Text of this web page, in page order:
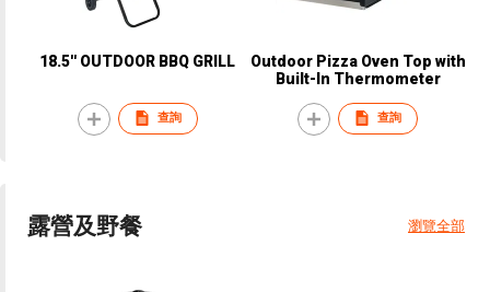
18.5'' OUTDOOR BBQ GRILL
查詢
Outdoor Pizza Oven Top with
Built-In Thermometer
查詢
露營及野餐 瀏覽全部